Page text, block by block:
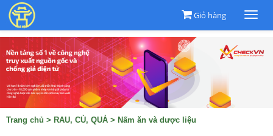
Giỏ hàng
Trang chủ > RAU, CỦ, QUẢ > Nấm ăn và dược liệu